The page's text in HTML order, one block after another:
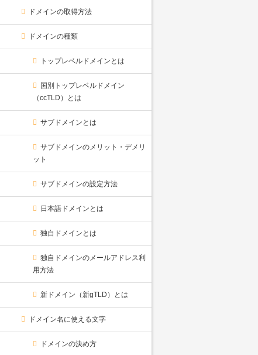
ドメインの取得方法
ドメインの種類
トップレベルドメインとは
国別トップレベルドメイン
（ccTLD）とは
サブドメインとは
サブドメインのメリット・デメリ
ット
サブドメインの設定方法
日本語ドメインとは
独自ドメインとは
独自ドメインのメールアドレス利
用方法
新ドメイン（新gTLD）とは
ドメイン名に使える文字
ドメインの決め方